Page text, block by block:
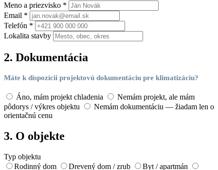
Meno a priezvisko *
Email *
Telefón *
Lokalita stavby
2. Dokumentácia
Máte k dispozícii projektovú dokumentáciu pre klimatizáciu?
Áno, mám projekt chladenia
Nemám projekt, ale mám
pôdorys / výkres objektu
Nemám dokumentáciu — žiadam len o
orientačnú cenu
3. O objekte
Typ objektu
Rodinný dom
Drevený dom / zrub Byt / apartmán